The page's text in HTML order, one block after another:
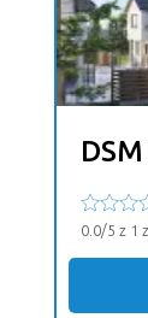
0.0/5 z 1